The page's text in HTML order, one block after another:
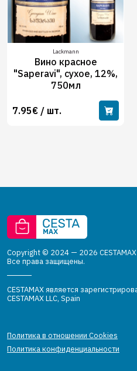
Lackmann
Вино красное
"Saperavi", сухое, 12%,
750мл
7.95€ / шт.
Copyright © 2024 — 2026 CESTAMAX
Все права защищены.
CESTAMAX является
CESTAMAX LLC, Spain
Политика в отношении Cookies
Политика конфиденциальности